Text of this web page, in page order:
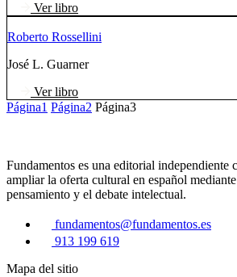
Ver libro
Roberto Rossellini
José L. Guarner
Ver libro
Página1 Página2 Página3
Fundamentos es una editorial independiente
ampliar la oferta cultural en español
pensamiento y el debate intelectual.
fundamentos@fundamentos.es
913 199 619
Mapa del sitio